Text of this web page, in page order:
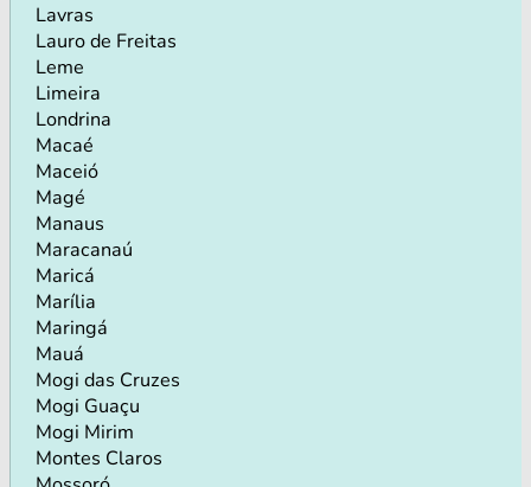
Lavras
Lauro de Freitas
Leme
Limeira
Londrina
Macaé
Maceió
Magé
Manaus
Maracanaú
Maricá
Marília
Maringá
Mauá
Mogi das Cruzes
Mogi Guaçu
Mogi Mirim
Montes Claros